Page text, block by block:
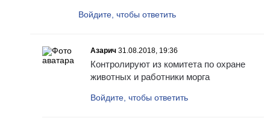
Войдите, чтобы ответить
Азарич 31.08.2018, 19:36
Контролируют из комитета по охране
животных и работники морга
Войдите, чтобы ответить